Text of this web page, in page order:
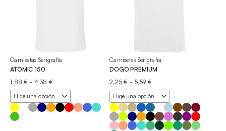
Camisetas Serigrafía
ATOMIC 150
1,88€ - 4,38 €
de
precios:
desde
1,88 €
Camisetas Serigrafía
DOGO PREMIUM
2,25€ - 5,59 €
de
precios:
desde
2,25 €
hasta
5,59 €